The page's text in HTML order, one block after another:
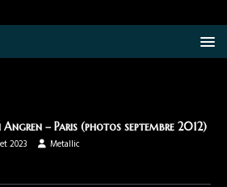
– Paris (photos septembre 2012)
2023
Metallic